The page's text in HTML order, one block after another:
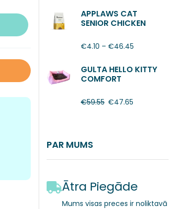
APPLAWS CAT
SENIOR CHICKEN
€4.10 – €46.45
GULTA HELLO KITTY
COMFORT
€59.55 €47.65
PAR MUMS
Ātra Piegāde
Mums visas preces ir noliktavā